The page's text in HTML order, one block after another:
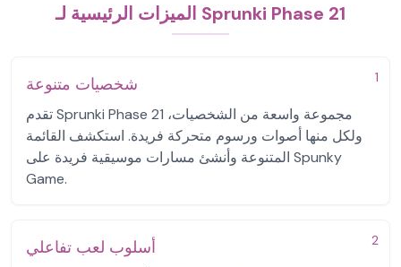
الميزات الرئيسية لـ Sprunki Phase 21
1 شخصيات متنوعة
تقدم Sprunki Phase 21 مجموعة واسعة من الشخصيات،
ولكل منها أصوات ورسوم متحركة فريدة. استكشف القائمة
المتنوعة وأنشئ مسارات موسيقية فريدة على Spunky
Game.
2 أسلوب لعب تفاعلي